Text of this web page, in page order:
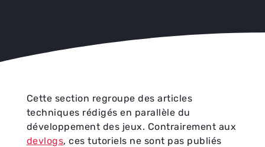
Cette section regroupe des articles
techniques rédigés en parallèle du
développement des jeux. Contrairement aux
devlogs, ces tutoriels ne sont pas publiés